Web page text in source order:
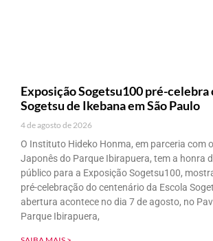
Exposição Sogetsu100 pré-
Sogetsu de Ikebana em São Paulo
4 de agosto de 2026
O Instituto Hideko Honma, em parceria com
Japonês do Parque Ibirapuera, tem a honra
público para a Exposição Sogetsu100,
pré-celebração do centenário da Escola
abertura acontece no dia 7 de agosto, no
Parque Ibirapuera,